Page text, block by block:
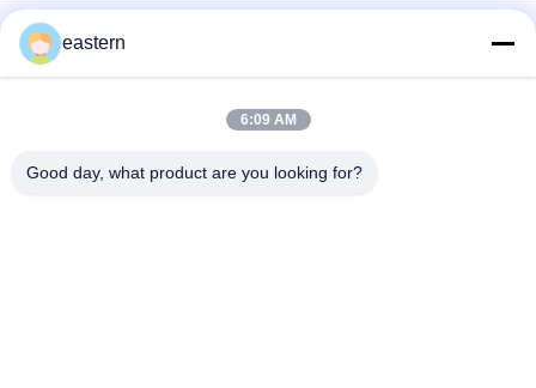
경구용 시알리스 타달라필 100mg 라벨
SS-31 강한 접착제 라벨 펩타이드 플라스크 라벨
바이오멕스 실험실 기록저장소 동화작용 주문 제작된 브랜드와 광
eastern
6:09 AM
Good day, what product are you looking for?